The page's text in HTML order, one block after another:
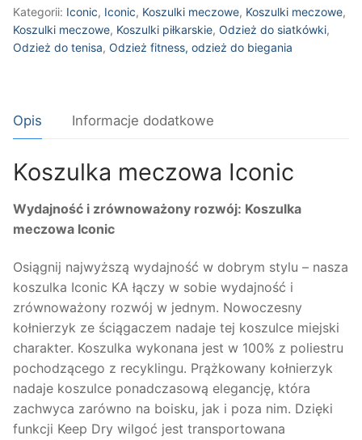
Kategorii: Iconic, Iconic, Koszulki meczowe, Koszulki meczowe,
Koszulki meczowe, Koszulki piłkarskie, Odzież do siatkówki,
Odzież do tenisa, Odzież fitness, odzież do biegania
Opis Informacje dodatkowe
Koszulka meczowa Iconic
Wydajność i zrównoważony rozwój: Koszulka
meczowa Iconic
Osiągnij najwyższą wydajność w dobrym stylu – nasza
koszulka Iconic KA łączy w sobie wydajność i
zrównoważony rozwój w jednym. Nowoczesny
kołnierzyk ze ściągaczem nadaje tej koszulce miejski
charakter. Koszulka wykonana jest w 100% z poliestru
pochodzącego z recyklingu. Prążkowany kołnierzyk
nadaje koszulce ponadczasową elegancję, która
zachwyca zarówno na boisku, jak i poza nim. Dzięki
funkcji Keep Dry wilgoć jest transportowana